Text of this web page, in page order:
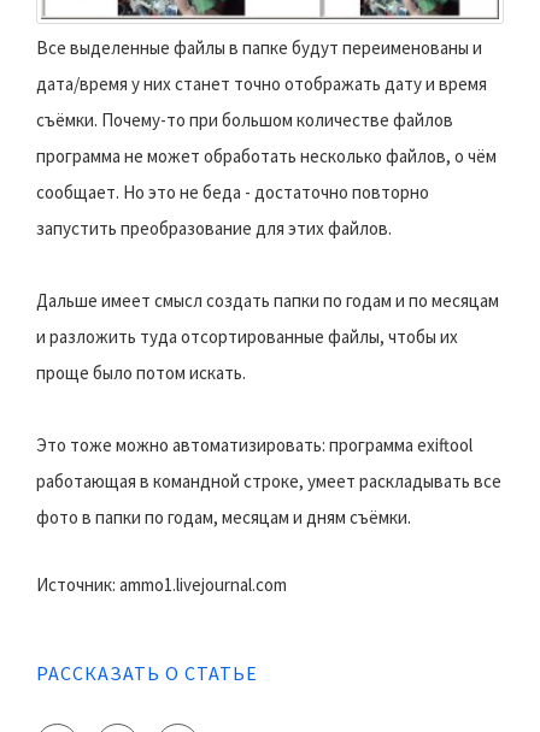
Все выделенные файлы в папке будут переименованы и
дата/время у них станет точно отображать дату и время
съёмки. Почему-то при большом количестве файлов
программа не может обработать несколько файлов, о чём
сообщает. Но это не беда - достаточно повторно
запустить преобразование для этих файлов.
Дальше имеет смысл создать папки по годам и по месяцам
и разложить туда отсортированные файлы, чтобы их
проще было потом искать.
Это тоже можно автоматизировать: программа exiftool
работающая в командной строке, умеет раскладывать все
фото в папки по годам, месяцам и дням съёмки.
Источник: ammo1.livejournal.com
РАССКАЗАТЬ О СТАТЬЕ